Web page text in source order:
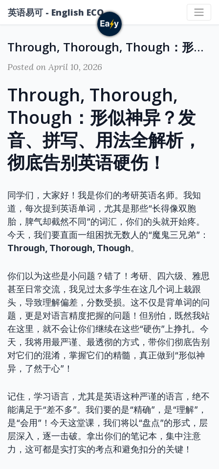
英语易可 - English ECO
Through, Thorough, Though：形似神异？发音、拼写、用法全解析，彻底告别英语硬伤！
Posted on April 10, 2026
Through, Thorough,
Though：形似神异？发
音、拼写、用法全解析，
彻底告别英语硬伤！
同学们，大家好！我是你们的考研英语名师。我知
道，每次提到英语单词，尤其是那些“长得像双胞
胎，脾气却截然不同”的词汇，你们的头就开始疼。
今天，我们要直面一组困扰无数人的“魔鬼三兄弟”：
Through, Thorough, Though。
你们以为这些是小问题？错了！考研、四六级、雅思
甚至日常交流，我见过太多学生在这几个词上栽跟
头，导致理解偏差，分数受损。这不仅是背单词的问
题，更是对语言精度把握的问题！但别怕，既然我站
在这里，就不会让你们继续在这些“硬伤”上挣扎。今
天，我将用最严谨、最透彻的方式，带你们彻底告别
对它们的混淆，掌握它们的精髓，真正做到“形似神
异，了然于心”！
记住，学习语言，尤其是英语这种严谨的语言，绝不
能满足于“差不多”。我们要的是“精确”，是“理解”，
是“会用”！今天这堂课，我们将以“盘点”的形式，层
层深入，逐一击破。拿出你们的笔记本，集中注意
力，这可都是实打实的考点和避免扣分的关键！